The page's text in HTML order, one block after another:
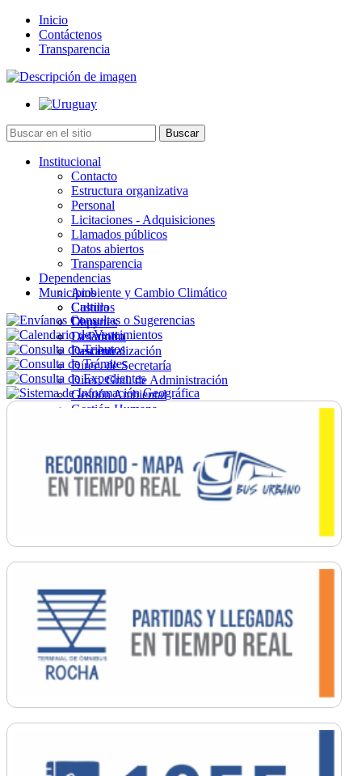
Inicio
Contáctenos
Transparencia
Institucional
Contacto
Estructura organizativa
Personal
Licitaciones - Adquisiciones
Llamados públicos
Datos abiertos
Transparencia
Dependencias
Ambiente y Cambio Climático
Cultura
Deportes
Desarrollo
Descentralización
Direc. de Secretaría
Direc. Gral. de Administración
Gestión Ambiental
Gestión Humana
Ordenamiento
Promoción Social
Salud
Secretaría General
Municipios
Castillos
Chuy
La Paloma
Lascano